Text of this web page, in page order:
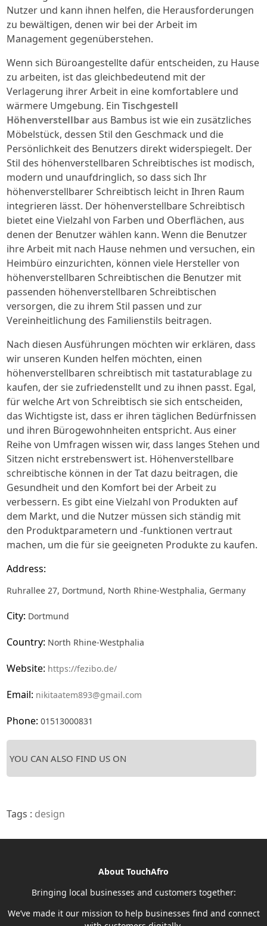
Nutzer und kann ihnen helfen, die Herausforderungen
zu bewältigen, denen wir bei der Arbeit im
Management gegenüberstehen.
Wenn sich Büroangestellte dafür entscheiden, zu Hause
zu arbeiten, ist das gleichbedeutend mit der
Verlagerung ihrer Arbeit in eine komfortablere und
wärmere Umgebung. EinTischgestell
Höhenverstellbaraus Bambus ist wie ein zusätzliches
Möbelstück, dessen Stil den Geschmack und die
Persönlichkeit des Benutzers direkt widerspiegelt. Der
Stil des höhenverstellbaren Schreibtisches ist modisch,
modern und unaufdringlich, so dass sich Ihr
höhenverstellbarer Schreibtisch leicht in Ihren Raum
integrieren lässt. Der höhenverstellbare Schreibtisch
bietet eine Vielzahl von Farben und Oberflächen, aus
denen der Benutzer wählen kann. Wenn die Benutzer
ihre Arbeit mit nach Hause nehmen und versuchen, ein
Heimbüro einzurichten, können viele Hersteller von
höhenverstellbaren Schreibtischen die Benutzer mit
passenden höhenverstellbaren Schreibtischen
versorgen, die zu ihrem Stil passen und zur
Vereinheitlichung des Familienstils beitragen.
Nach diesen Ausführungen möchten wir erklären, dass
wir unseren Kunden helfen möchten, einen
höhenverstellbaren schreibtisch mit tastaturablage zu
kaufen, der sie zufriedenstellt und zu ihnen passt. Egal,
für welche Art von Schreibtisch sie sich entscheiden,
das Wichtigste ist, dass er ihren täglichen Bedürfnissen
und ihren Bürogewohnheiten entspricht. Aus einer
Reihe von Umfragen wissen wir, dass langes Stehen und
Sitzen nicht erstrebenswert ist. Höhenverstellbare
schreibtische können in der Tat dazu beitragen, die
Gesundheit und den Komfort bei der Arbeit zu
verbessern. Es gibt eine Vielzahl von Produkten auf
dem Markt, und die Nutzer müssen sich ständig mit
den Produktparametern und -funktionen vertraut
machen, um die für sie geeigneten Produkte zu kaufen.
Address:
Ruhrallee 27, Dortmund, North Rhine-Westphalia, Germany
City: Dortmund
Country: North Rhine-Westphalia
Website: https://fezibo.de/
Email: nikitaatem893@gmail.com
Phone:01513000831
YOU CAN ALSO FIND US ON
Tags : design
About TouchAfro
Bringing local businesses and customers together:
We’ve made it our mission to help businesses find and connect